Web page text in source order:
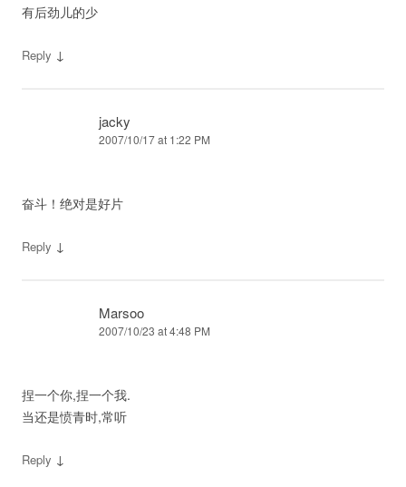
有后劲儿的少
Reply ↓
jacky
2007/10/17 at 1:22 PM
奋斗！绝对是好片
Reply ↓
Marsoo
2007/10/23 at 4:48 PM
捏一个你,捏一个我.
当还是愤青时,常听
Reply ↓